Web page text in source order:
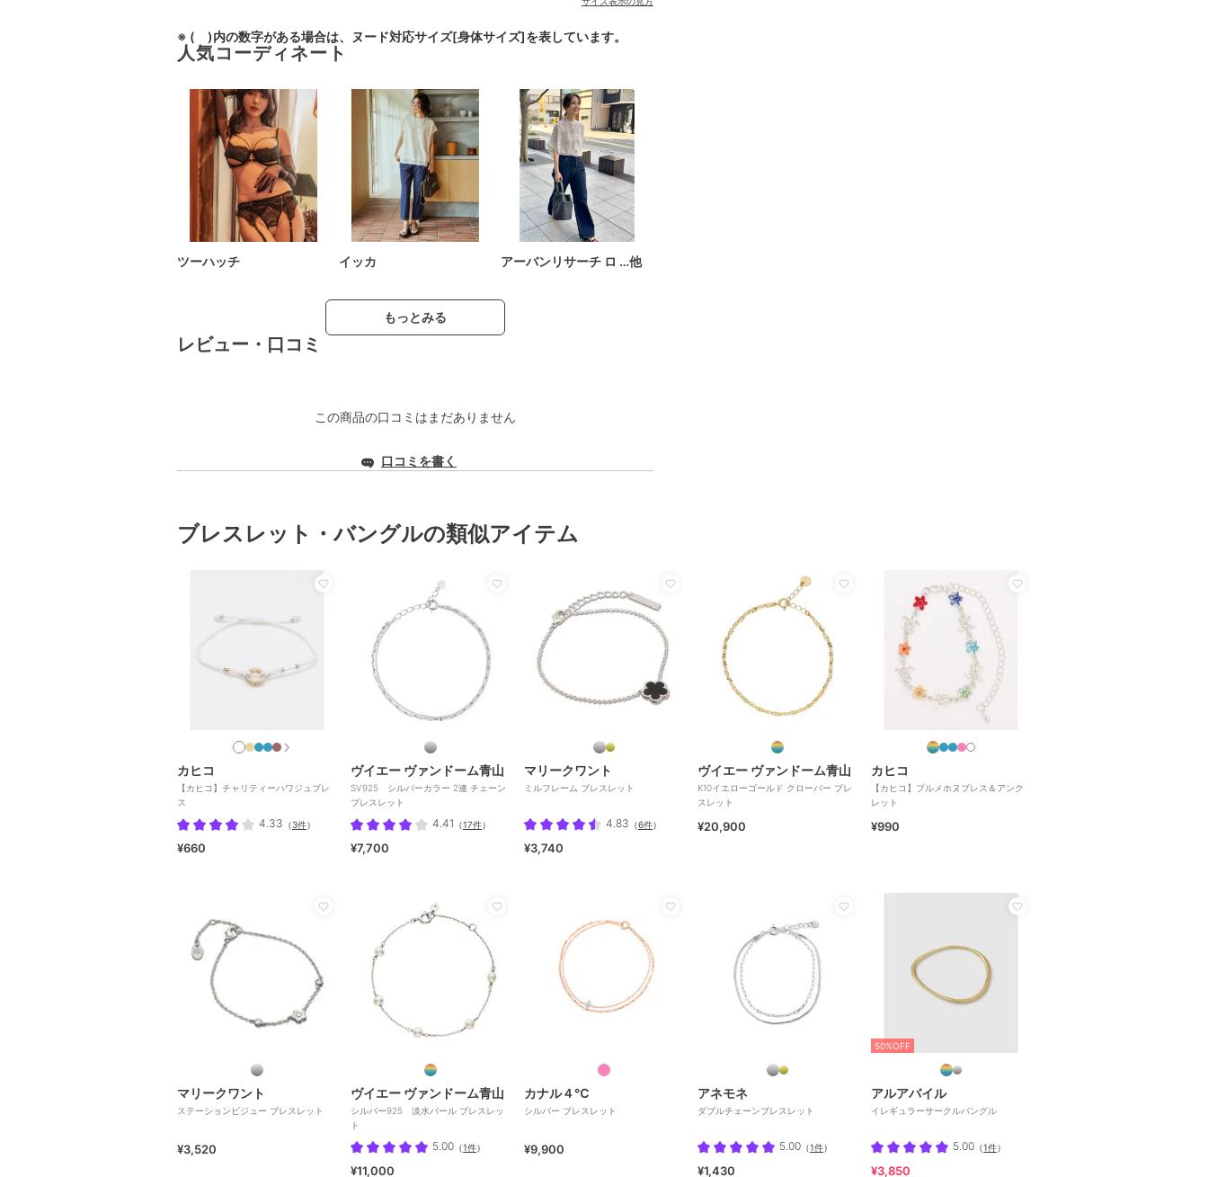
※ ( )内の数字がある場合は、ヌード対応サイズ[身体サイズ]を表しています。
人気コーディネート
ツーハッチ イッカ アーバンリサーチ ロ …他
もっとみる
レビュー・口コミ
この商品の口コミはまだありません
口コミを書く
ブレスレット・バングルの類似アイテム
カヒコ
【カヒコ】チャリティーハワジュブレ
ス
4.33 （3件）
¥660
ヴイエー ヴァンドーム青山
SV925 シルバーカラー 2連 チェーン
ブレスレット
4.41 （17件）
¥7,700
マリークワント
ミルフレーム ブレスレット
4.83 （6件）
¥3,740
ヴイエー ヴァンドーム青山
K10イエローゴールド クローバー ブレ
スレット
¥20,900
カヒコ
【カヒコ】プルメホヌブレス＆アンク
レット
¥990
マリークワント
ステーションビジュー ブレスレット
¥3,520
ヴイエー ヴァンドーム青山
シルバー925 淡水パール ブレスレッ
ト
5.00 （1件）
¥11,000
カナル４℃
シルバー ブレスレット
¥9,900
アネモネ
ダブルチェーンブレスレット
5.00 （1件）
¥1,430
50%OFF
アルアバイル
イレギュラーサークルバングル
5.00 （1件）
¥3,850